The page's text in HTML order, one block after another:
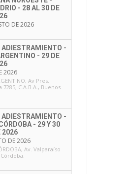
- 28 AL 30 DE
DE 2026
ADIESTRAMIENTO -
- 29 DE
2026
, Av Pres.
C.A.B.A., Buenos
ADIESTRAMIENTO -
- 29 Y 30
2026
DE 2026
, Av. Valparaíso
Córdoba.